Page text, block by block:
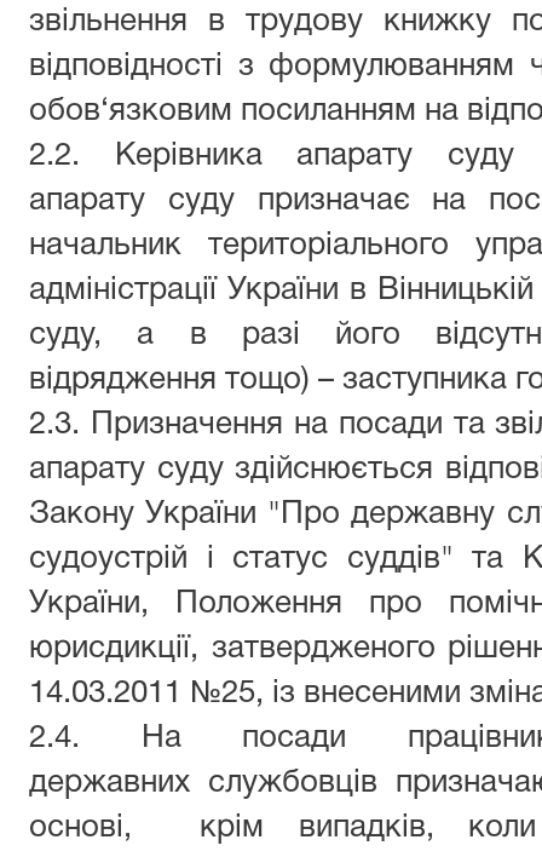
звільнення в трудову книжку
відповідності з формулюванням
обов‘язковим посиланням на
2.2.
Керівника апарату суду
апарату суду призначає на
начальник територіального
адміністрації України в
суду, а в разі його
відрядження тощо) – заступника
2.3. Призначення на посади та
апарату суду здійснюється
Закону України "Про державну
судоустрій і статус суддів"
України, Положення про
юрисдикції, затвердженого
14.03.2011 №25, із внесеними
2.4. На посади
державних службовців
основі,
крім випадків,